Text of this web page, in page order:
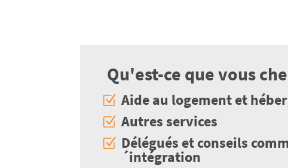
Qu'est-ce que vous
Aide au logement et
Autres services
Délégués et conseils
´intégration